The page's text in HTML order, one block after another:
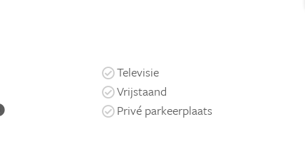
Televisie
Vrijstaand
Privé parkeerplaats